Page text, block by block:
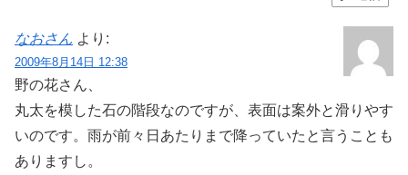
なおさん より:
2009年8月14日 12:38
野の花さん、
丸太を模した石の階段なのですが、表面は案外と滑りやす
いのです。雨が前々日あたりまで降っていたと言うことも
ありますし。